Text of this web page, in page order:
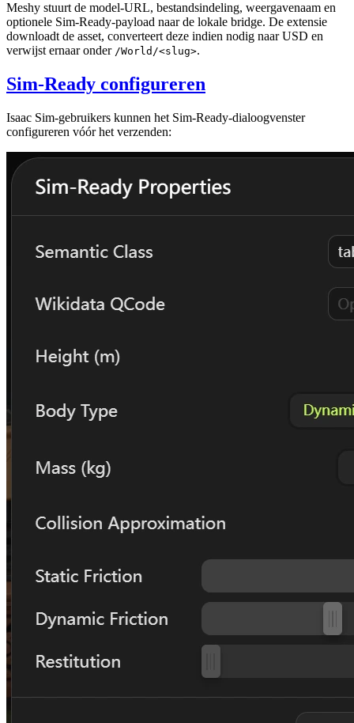
Meshy stuurt de model-URL, bestandsindeling, weergavenaam en
optionele Sim-Ready-payload naar de lokale bridge. De extensie
downloadt de asset, converteert deze indien nodig naar USD en
verwijst ernaar onder /World/<slug>.
Sim-Ready configureren
Isaac Sim-gebruikers kunnen het Sim-Ready-dialoogvenster
configureren vóór het verzenden: